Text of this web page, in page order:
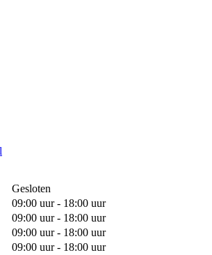
Gesloten
09:00 uur - 18:00 uur
09:00 uur - 18:00 uur
09:00 uur - 18:00 uur
09:00 uur - 18:00 uur